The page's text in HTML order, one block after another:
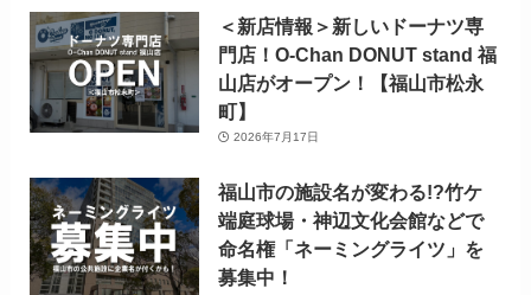
＜新店情報＞新しいドーナツ専
門店！O-Chan DONUT stand 福
山店がオープン！【福山市松永
町】
2026年7月17日
福山市の施設名が変わる!?竹ケ
端庭球場・神辺文化会館などで
命名権「ネーミングライツ」を
募集中！